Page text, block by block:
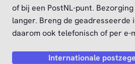
of bij een PostNL-punt.
langer. Breng de geadresseerde
daarom ook telefonisch of per e-
Internationale